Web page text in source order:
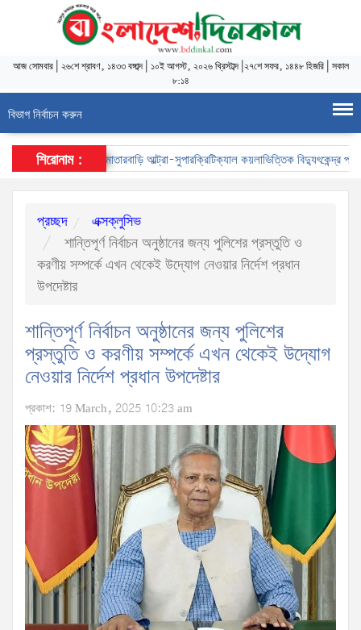
আজসোমবার| ২৬শে শ্রাবণ, ১৪৩৩ বঙ্গাব্দ| ১০ই আগস্ট, ২০২৬ খ্রিস্টাব্দ| ২৭শে সফর, ১৪৪৮ হিজরি| সকাল
৮:১৪
বিভাগ নির্বাচন করুন
শিরোনাম : মাতারবাড়ি আল্ট্রা-সুপারক্রিটিক্যাল কয়লাভিত্তিক বিদ্যুৎকেন্দ্র
প্রচ্ছদ
এক্সক্লুসিভ
শান্তিপূর্ণ নির্বাচন অনুষ্ঠানের জন্য পুলিশের প্রস্তুতি ও
করণীয় সম্পর্কে এখন থেকেই উদ্যোগ নেওয়ার নির্দেশ প্রধান
উপদেষ্টার
শান্তিপূর্ণ নির্বাচন অনুষ্ঠানের জন্য পুলিশের
প্রস্তুতি ও করণীয় সম্পর্কে এখন থেকেই উদ্যোগ
নেওয়ার নির্দেশ প্রধান উপদেষ্টার
প্রকাশ: 19 March, 2025 10:23 am